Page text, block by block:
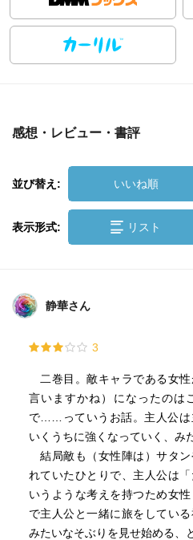
感想・レビュー・書評
並び替え: いいね順
表示形式: リスト
静華さん
3
二巻目。敵キャラである女性
言いますかね）になったのは
で……っていうお話。主人公は
いくうちに強くなっていく、み
結局敵も（女性陣は）サタン
れていたひとりで、主人公は
いうような考えを持つため女
で主人公と一緒に旅をしてい
みたいなそぶりを見せ始める、と